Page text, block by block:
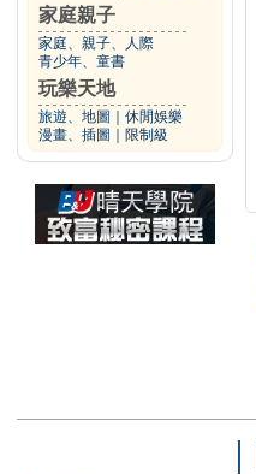
家庭親子
家庭、親子、人際
青少年、童書
玩樂天地
旅遊、地圖
休閒娛樂
漫畫、插圖
限制級
｜